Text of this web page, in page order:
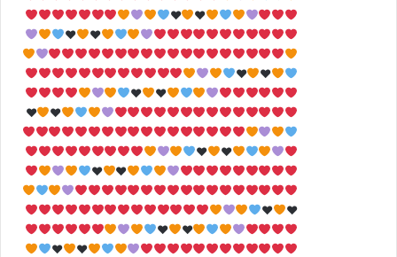
♥
♥
♥
♥
♥
♥
♥
♥
♥
♥
♥
♥
♥
♥
♥
♥
♥
♥
♥
♥